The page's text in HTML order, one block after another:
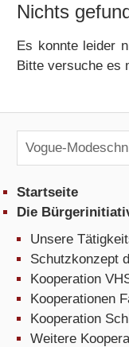
Nichts
Es konnte leider
Bitte versuche es
Suchen
Startseite
Die
Unsere
Schutzkonzept
Kooperation
Kooperationen
Kooperation
Weitere